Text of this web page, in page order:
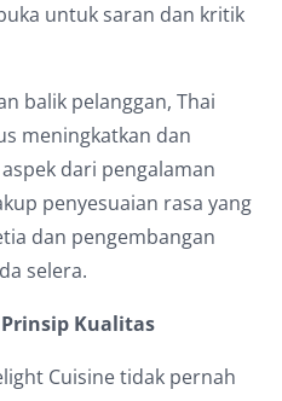
untuk saran dan kritik
balik pelanggan, Thai
meningkatkan dan
dari pengalaman
penyesuaian rasa yang
dan pengembangan
selera.
Kualitas
Cuisine tidak pernah